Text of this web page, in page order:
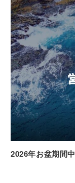
2026年お盆期間